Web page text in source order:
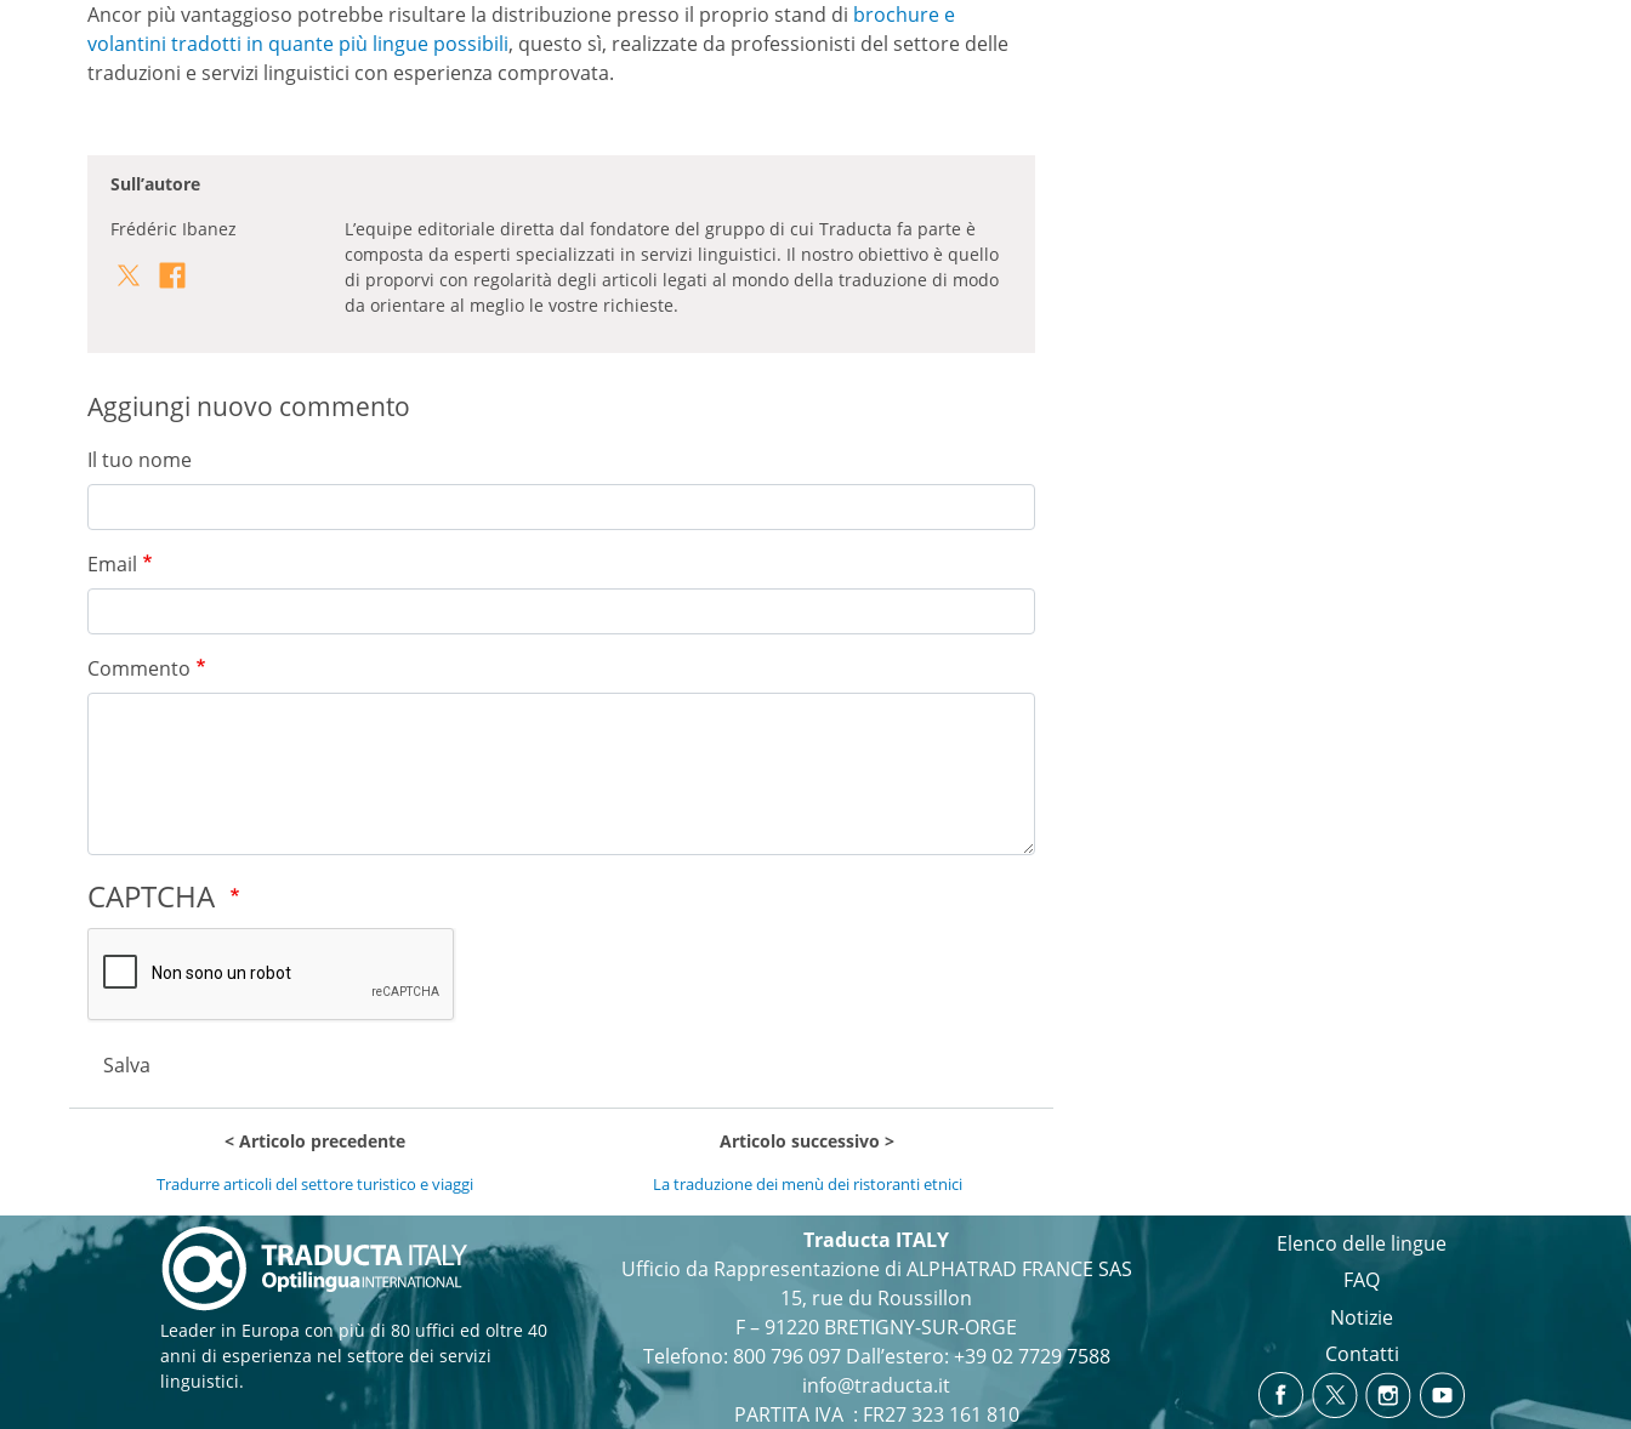
Ancor più vantaggioso potrebbe risultare la distribuzione presso il proprio stand di brochure e
volantini tradotti in quante più lingue possibili, questo sì, realizzate da professionisti del settore delle
traduzioni e servizi linguistici con esperienza comprovata.
Sull’autore
Frédéric Ibanez
L’equipe editoriale diretta dal fondatore del gruppo di cui Traducta fa parte è
composta da esperti specializzati in servizi linguistici. Il nostro obiettivo è quello
di proporvi con regolarità degli articoli legati al mondo della traduzione di modo
da orientare al meglio le vostre richieste.
Aggiungi nuovo commento
Il tuo nome
Email
Commento
CAPTCHA
Salva
Articolo precedente
Tradurre articoli del settore turistico e viaggi
Articolo successivo
La traduzione dei menù dei ristoranti etnici
Leader in Europa con più di 80 uffici ed oltre 40
anni di esperienza nel settore dei servizi
linguistici.
Traducta ITALY
Ufficio da Rappresentazione di ALPHATRAD FRANCE SAS
15, rue du Roussillon
F – 91220 BRETIGNY-SUR-ORGE
Telefono: 800 796 097Dall’estero: +39 02 7729 7588
info@traducta.it
PARTITA IVA : FR27 323 161 810
Elenco delle lingue
FAQ
Notizie
Contatti